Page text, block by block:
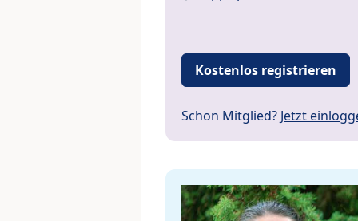
Kostenlos registrieren
Schon Mitglied? Jetzt